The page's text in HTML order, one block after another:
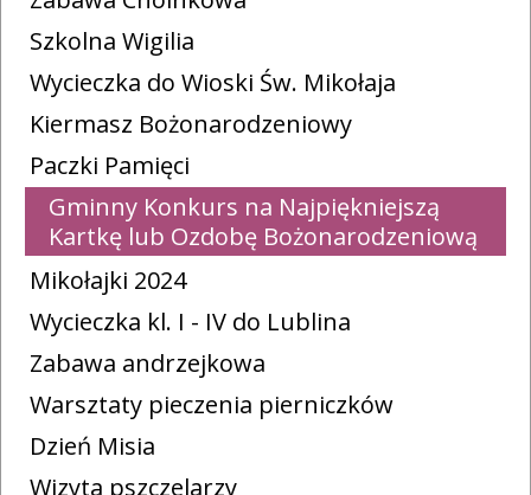
Szkolna Wigilia
Wycieczka do Wioski Św. Mikołaja
Kiermasz Bożonarodzeniowy
Paczki Pamięci
Gminny Konkurs na Najpiękniejszą
Kartkę lub Ozdobę Bożonarodzeniową
Mikołajki 2024
Wycieczka kl. I - IV do Lublina
Zabawa andrzejkowa
Warsztaty pieczenia pierniczków
Dzień Misia
Wizyta pszczelarzy